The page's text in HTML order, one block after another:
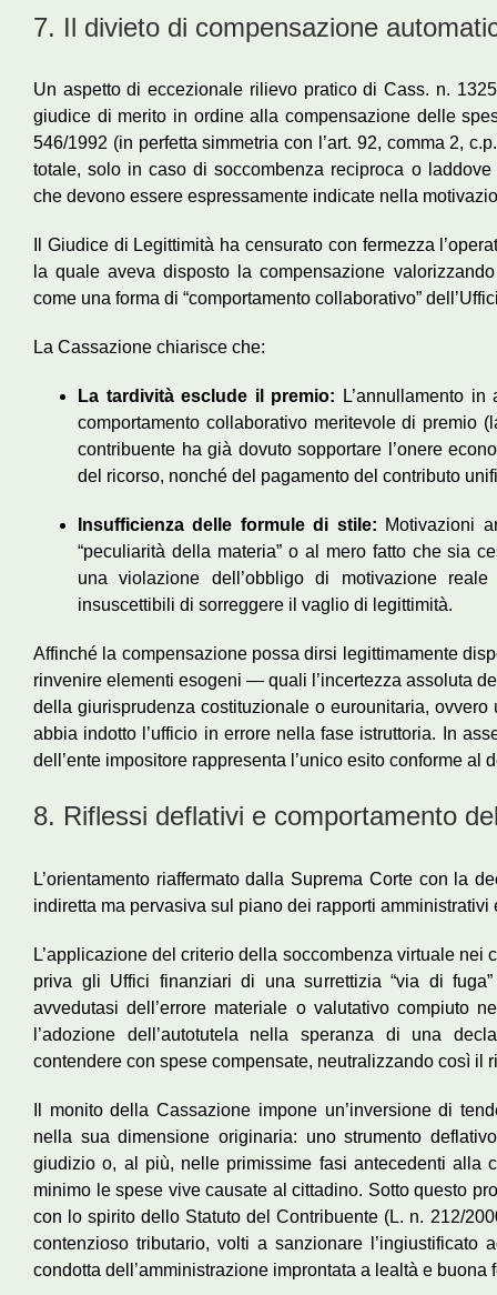
7. Il divieto di compensazione
Un aspetto di eccezionale rilievo pratico di Cass. n.
giudice di merito in ordine alla compensazione delle
546/1992 (in perfetta simmetria con l’art. 92, comma 2,
totale, solo in caso di soccombenza reciproca o
che devono essere espressamente indicate nella
Il Giudice di Legittimità ha censurato con fermezza
la quale aveva disposto la compensazione
come una forma di “comportamento collaborativo”
La Cassazione chiarisce che:
La tardività esclude il premio: L’annullamento
comportamento collaborativo meritevole di premio
contribuente ha già dovuto sopportare l’onere
del ricorso, nonché del pagamento del contributo
Insufficienza delle formule di stile: Motivazioni
“peculiarità della materia” o al mero fatto che sia
una violazione dell’obbligo di motivazione
insuscettibili di sorreggere il vaglio di legittimità.
Affinché la compensazione possa dirsi legittimamente
rinvenire elementi esogeni — quali l’incertezza assoluta
della giurisprudenza costituzionale o eurounitaria,
abbia indotto l’ufficio in errore nella fase istruttoria. In
dell’ente impositore rappresenta l’unico esito conforme al
8. Riflessi deflativi e comportamento
L’orientamento riaffermato dalla Suprema Corte con la
indiretta ma pervasiva sul piano dei rapporti
L’applicazione del criterio della soccombenza virtuale
priva gli Uffici finanziari di una surrettizia “via di fuga”
avvedutasi dell’errore materiale o valutativo compiuto
l’adozione dell’autotutela nella speranza di una
contendere con spese compensate, neutralizzando così il
Il monito della Cassazione impone un’inversione di
nella sua dimensione originaria: uno strumento
giudizio o, al più, nelle primissime fasi antecedenti alla
minimo le spese vive causate al cittadino. Sotto questo
con lo spirito dello Statuto del Contribuente (L. n. 212/
contenzioso tributario, volti a sanzionare l’ingiustificato
condotta dell’amministrazione improntata a lealtà e buona